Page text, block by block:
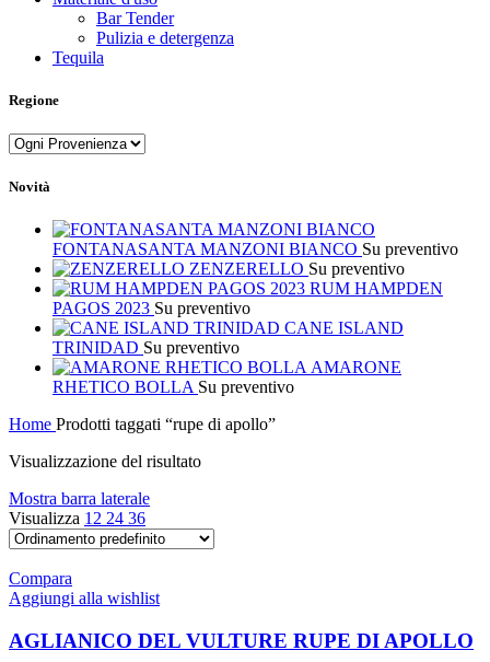
Bar Tender
Pulizia e detergenza
Tequila
Regione
Novità
FONTANASANTA MANZONI BIANCO Su preventivo
ZENZERELLO Su preventivo
RUM HAMPDEN
PAGOS 2023 Su preventivo
CANE ISLAND
TRINIDAD Su preventivo
AMARONE
RHETICO BOLLA Su preventivo
Home Prodotti taggati “rupe di apollo”
Visualizzazione del risultato
Mostra barra laterale
Visualizza 12 24 36
Compara
Aggiungi alla wishlist
AGLIANICO DEL VULTURE RUPE DI APOLLO